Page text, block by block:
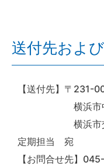
送付先およ
【送付先】〒231-
横浜市中区本
横浜市交通局
定期担当 宛
【お問合せ先】